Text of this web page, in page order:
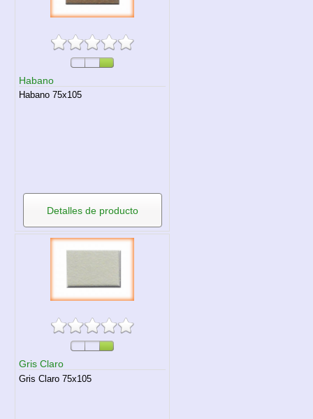
Habano
Habano 75x105
Detalles de producto
Gris Claro
Gris Claro 75x105